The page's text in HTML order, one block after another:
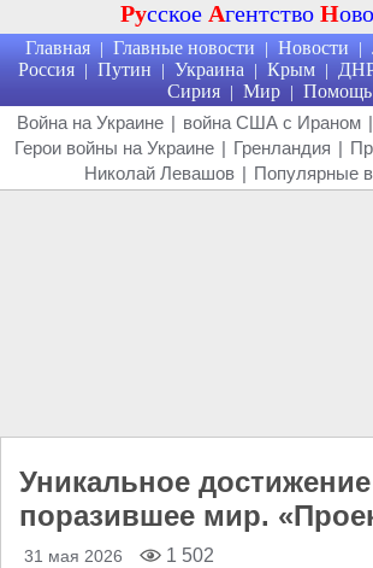
Русское Агентство Н
Главная | Главные новости | Новости |
Россия | Путин | Украина | Крым |
Сирия | Мир | Помощь
Война на Украине | война США с Ираном |
Герои войны на Украине | Гренландия |
Николай Левашов | Популярные
Уникальное
поразившее мир.
31 мая 2026 1 502